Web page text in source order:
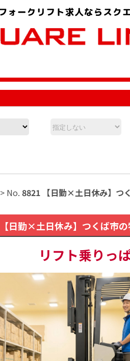
> No. 8821 【日勤×土日休み】つ
【日勤×土日休み】つくば市
リフト乗りっ